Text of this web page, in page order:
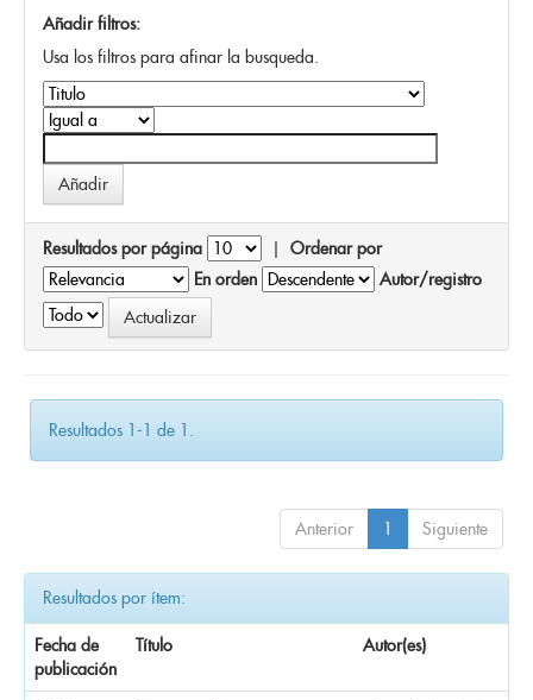
Añadir filtros:
Usa los filtros para afinar la busqueda.
Resultados por página | Ordenar por
En orden
Autor/registro
Resultados 1-1 de 1.
Anterior 1 Siguiente
Resultados por ítem:
Fecha de
publicación
Título Autor(es)